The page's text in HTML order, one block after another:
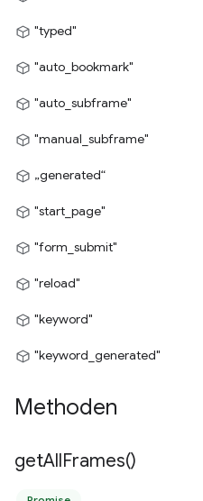
"typed"
"auto_bookmark"
"auto_subframe"
"manual_subframe"
„generated“
"start_page"
"form_submit"
"reload"
"keyword"
"keyword_generated"
Methoden
getAllFrames()